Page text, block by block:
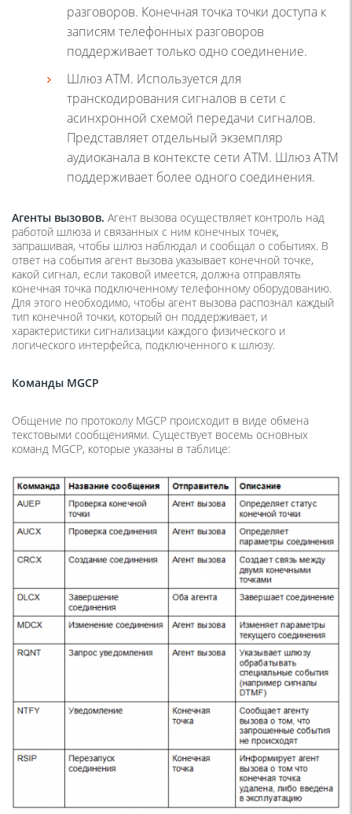
разговоров. Конечная точка точки доступа к
записям телефонных разговоров
поддерживает только одно соединение.
Шлюз ATM. Используется для
транскодирования сигналов в сети с
асинхронной схемой передачи сигналов.
Представляет отдельный экземпляр
аудиоканала в контексте сети ATM. Шлюз ATM
поддерживает более одного соединения.
Агенты вызовов. Агент вызова осуществляет контроль над
работой шлюза и связанных с ним конечных точек,
запрашивая, чтобы шлюз наблюдал и сообщал о событиях. В
ответ на события агент вызова указывает конечной точке,
какой сигнал, если таковой имеется, должна отправлять
конечная точка подключенному телефонному оборудованию.
Для этого необходимо, чтобы агент вызова распознал каждый
тип конечной точки, который он поддерживает, и
характеристики сигнализации каждого физического и
логического интерфейса, подключенного к шлюзу.
Команды MGCP
Общение по протоколу MGCP происходит в виде обмена
текстовыми сообщениями. Существует восемь основных
команд MGCP, которые указаны в таблице: